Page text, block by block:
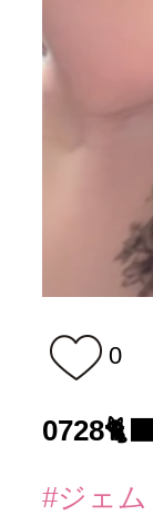
0
#ジェム